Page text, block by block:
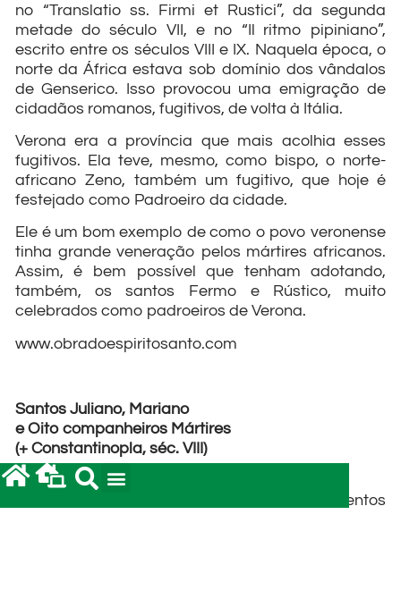
no “Translatio ss. Firmi et Rustici”, da segunda
metade do século VII, e no “Il ritmo pipiniano”,
escrito entre os séculos VIII e IX. Naquela época, o
norte da África estava sob domínio dos vândalos
de Genserico. Isso provocou uma emigração de
cidadãos romanos, fugitivos, de volta à Itália.
Verona era a província que mais acolhia esses
fugitivos. Ela teve, mesmo, como bispo, o norte-
africano Zeno, também um fugitivo, que hoje é
festejado como Padroeiro da cidade.
Ele é um bom exemplo de como o povo veronense
tinha grande veneração pelos mártires africanos.
Assim, é bem possível que tenham adotando,
também, os santos Fermo e Rústico, muito
celebrados como padroeiros de Verona.
www.obradoespiritosanto.com
Santos Juliano, Mariano
e Oito companheiros Mártires
(+ Constantinopla, séc. VIII)
muitos tormentos